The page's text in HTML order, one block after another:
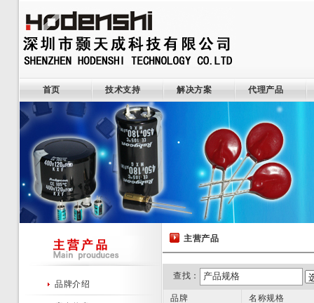
首页 技术支持 解决方案 代理产品
品牌介绍
主营产品
查找：
品牌 名称规格